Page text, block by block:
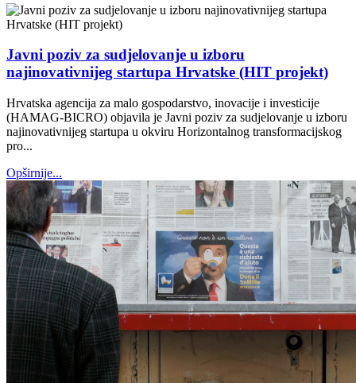
Javni poziv za sudjelovanje u izboru
najinovativnijeg startupa Hrvatske (HIT projekt)
Hrvatska agencija za malo gospodarstvo, inovacije i investicije
(HAMAG-BICRO) objavila je Javni poziv za sudjelovanje u izboru
najinovativnijeg startupa u okviru Horizontalnog transformacijskog
pro...
Opširnije...